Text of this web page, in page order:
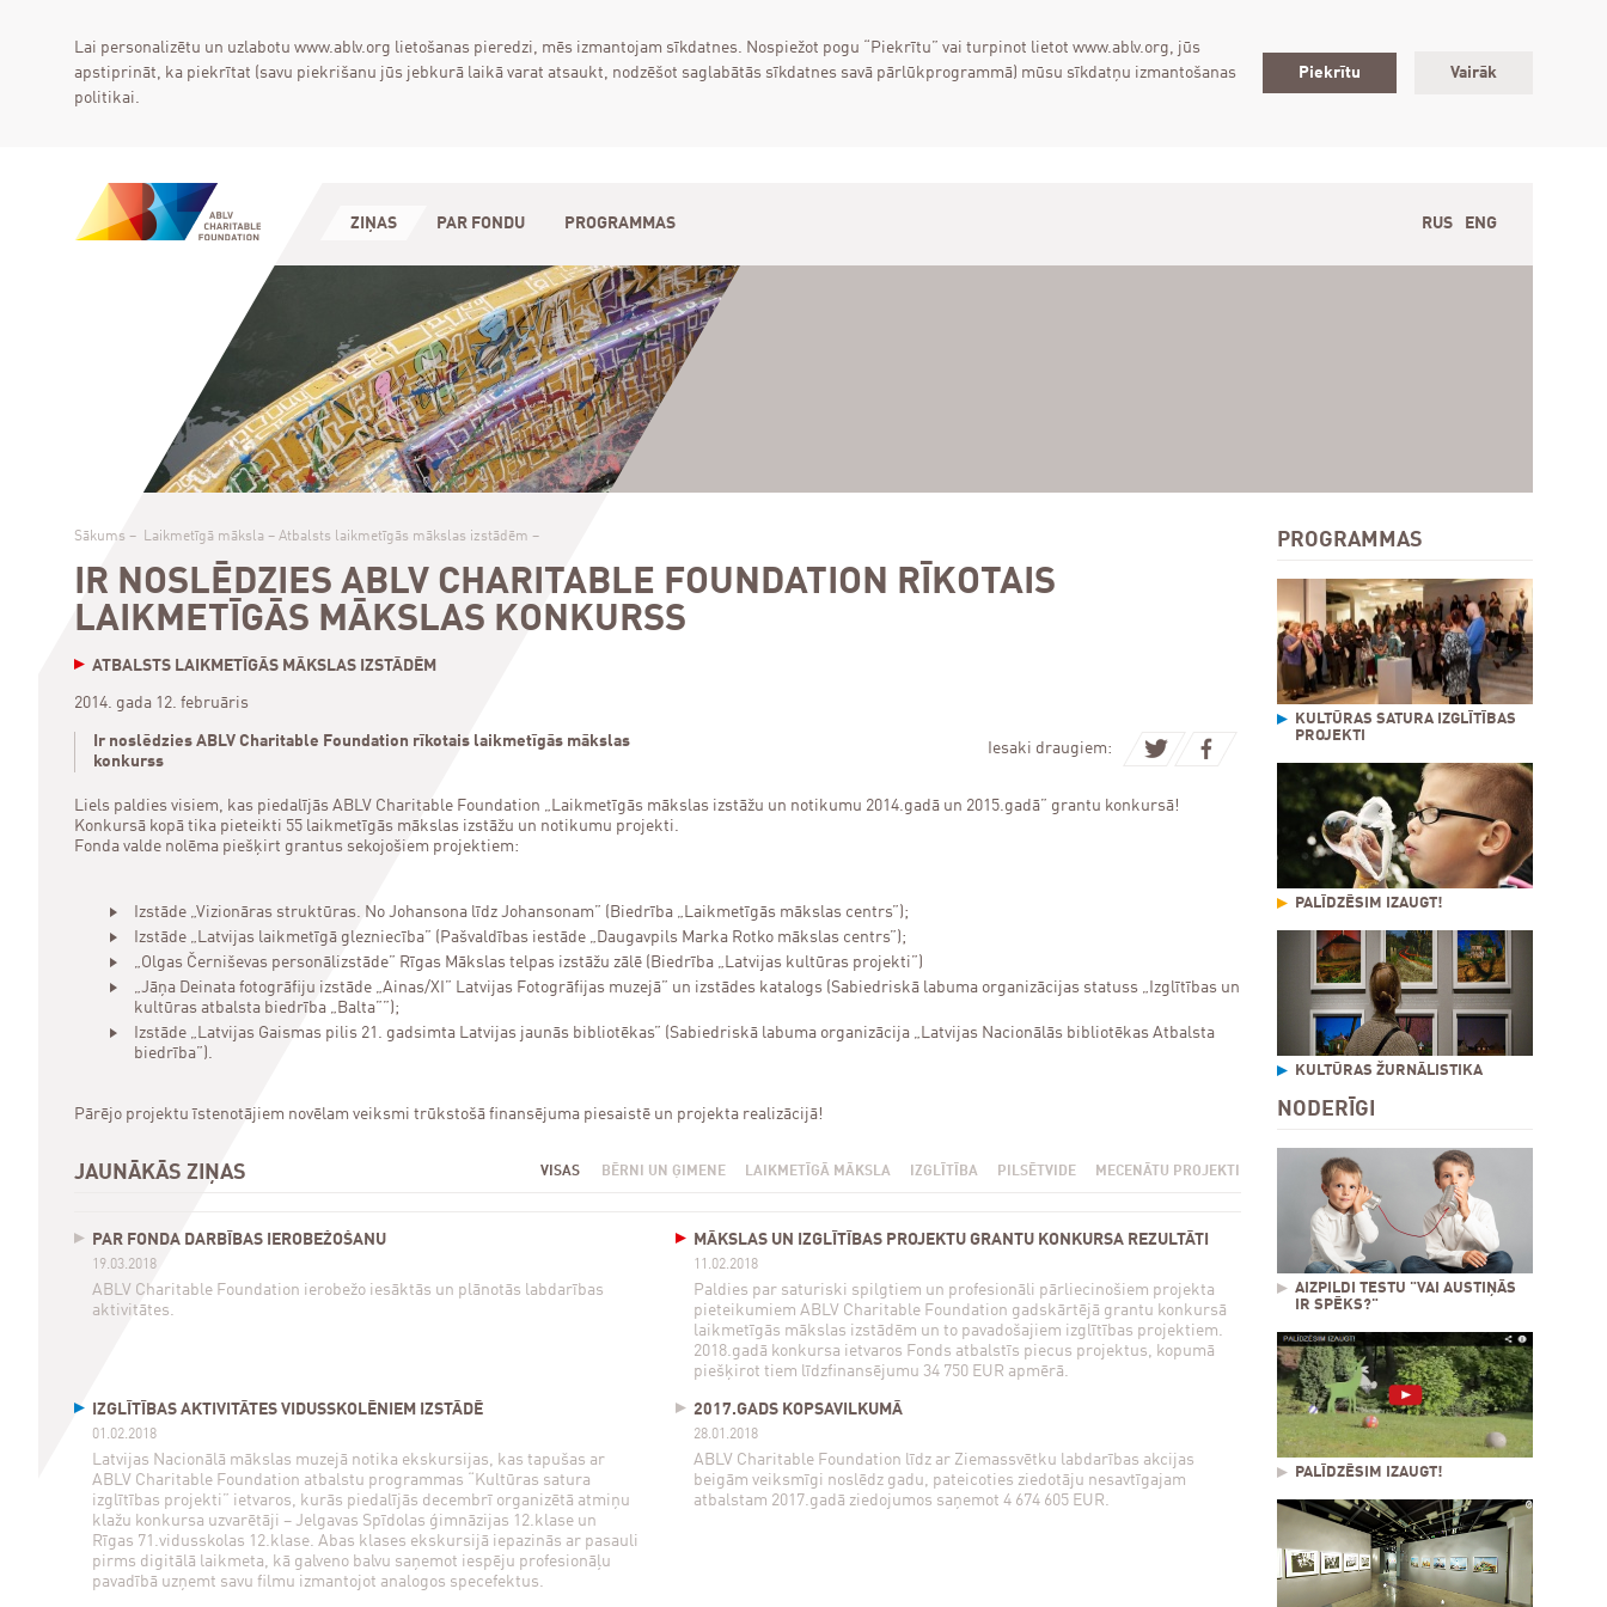
Lai personalizētu un uzlabotu www.ablv.org lietošanas pieredzi, mēs izmantojam sīkdatnes. Nospiežot pogu “Piekrītu” vai turpinot lietot www.ablv.org, jūs
apstiprināt, ka piekrītat (savu piekrišanu jūs jebkurā laikā varat atsaukt, nodzēšot saglabātās sīkdatnes savā pārlūkprogrammā) mūsu sīkdatņu izmantošanas
politikai.
Piekrītu Vairāk
ZIŅAS PAR FONDU PROGRAMMAS RUS ENG
PROGRAMMAS
KULTŪRAS SATURA IZGLĪTĪBAS
PROJEKTI
PALĪDZĒSIM IZAUGT!
KULTŪRAS ŽURNĀLISTIKA
NODERĪGI
AIZPILDI TESTU "VAI AUSTIŅĀS
IR SPĒKS?"
PALĪDZĒSIM IZAUGT!
Sākums – Laikmetīgā māksla – Atbalsts laikmetīgās mākslas izstādēm –
IR NOSLĒDZIES ABLV CHARITABLE FOUNDATION RĪKOTAIS
LAIKMETĪGĀS MĀKSLAS KONKURSS
ATBALSTS LAIKMETĪGĀS MĀKSLAS IZSTĀDĒM
2014. gada 12. februāris
Ir noslēdzies ABLV Charitable Foundation rīkotais laikmetīgās mākslas
konkurss
Iesaki draugiem:
Liels paldies visiem, kas piedalījās ABLV Charitable Foundation „Laikmetīgās mākslas izstāžu un notikumu 2014.gadā un 2015.gadā” grantu konkursā!
Konkursā kopā tika pieteikti 55 laikmetīgās mākslas izstāžu un notikumu projekti.
Fonda valde nolēma piešķirt grantus sekojošiem projektiem:
Izstāde „Vizionāras struktūras. No Johansona līdz Johansonam” (Biedrība „Laikmetīgās mākslas centrs”);
Izstāde „Latvijas laikmetīgā glezniecība” (Pašvaldības iestāde „Daugavpils Marka Rotko mākslas centrs”);
„Olgas Černiševas personālizstāde” Rīgas Mākslas telpas izstāžu zālē (Biedrība „Latvijas kultūras projekti”)
„Jāņa Deinata fotogrāfiju izstāde „Ainas/XI” Latvijas Fotogrāfijas muzejā” un izstādes katalogs (Sabiedriskā labuma organizācijas statuss „Izglītības un
kultūras atbalsta biedrība „Balta””);
Izstāde „Latvijas Gaismas pilis 21. gadsimta Latvijas jaunās bibliotēkas” (Sabiedriskā labuma organizācija „Latvijas Nacionālās bibliotēkas Atbalsta
biedrība”).
Pārējo projektu īstenotājiem novēlam veiksmi trūkstošā finansējuma piesaistē un projekta realizācijā!
JAUNĀKĀS ZIŅAS VISAS BĒRNI UN ĢIMENE LAIKMETĪGĀ MĀKSLA IZGLĪTĪBA PILSĒTVIDE MECENĀTU PROJEKTI
PAR FONDA DARBĪBAS IEROBEŽOŠANU
19.03.2018
ABLV Charitable Foundation ierobežo iesāktās un plānotās labdarības
aktivitātes.
MĀKSLAS UN IZGLĪTĪBAS PROJEKTU GRANTU KONKURSA REZULTĀTI
11.02.2018
Paldies par saturiski spilgtiem un profesionāli pārliecinošiem projekta
pieteikumiem ABLV Charitable Foundation gadskārtējā grantu konkursā
laikmetīgās mākslas izstādēm un to pavadošajiem izglītības projektiem.
2018.gadā konkursa ietvaros Fonds atbalstīs piecus projektus, kopumā
piešķirot tiem līdzfinansējumu 34 750 EUR apmērā.
IZGLĪTĪBAS AKTIVITĀTES VIDUSSKOLĒNIEM IZSTĀDĒ
01.02.2018
Latvijas Nacionālā mākslas muzejā notika ekskursijas, kas tapušas ar
ABLV Charitable Foundation atbalstu programmas “Kultūras satura
izglītības projekti” ietvaros, kurās piedalījās decembrī organizētā atmiņu
klažu konkursa uzvarētāji – Jelgavas Spīdolas ģimnāzijas 12.klase un
Rīgas 71.vidusskolas 12.klase. Abas klases ekskursijā iepazinās ar pasauli
pirms digitālā laikmeta, kā galveno balvu saņemot iespēju profesionāļu
pavadībā uzņemt savu filmu izmantojot analogos specefektus.
2017.GADS KOPSAVILKUMĀ
28.01.2018
ABLV Charitable Foundation līdz ar Ziemassvētku labdarības akcijas
beigām veiksmīgi noslēdz gadu, pateicoties ziedotāju nesavtīgajam
atbalstam 2017.gadā ziedojumos saņemot 4 674 605 EUR.